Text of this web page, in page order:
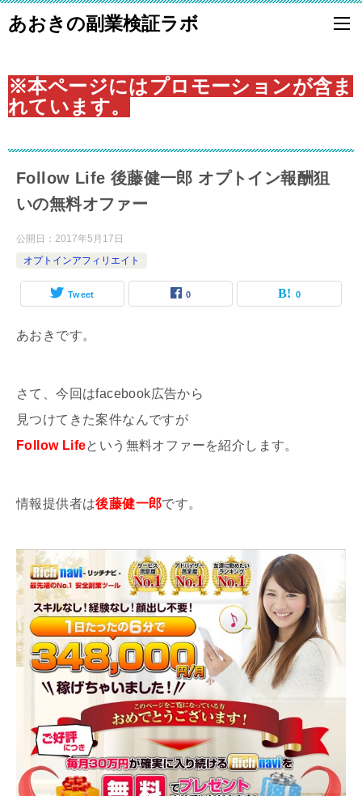
あおきの副業検証ラボ
※本ページにはプロモーションが含ま
れています。
Follow Life 後藤健一郎 オプトイン報酬狙
いの無料オファー
公開日： 2017年5月17日
オプトインアフィリエイト
Tweet 0 0
あおきです。
さて、今回はfacebook広告から
見つけてきた案件なんですが
Follow Lifeという無料オファーを紹介します。
情報提供者は後藤健一郎です。